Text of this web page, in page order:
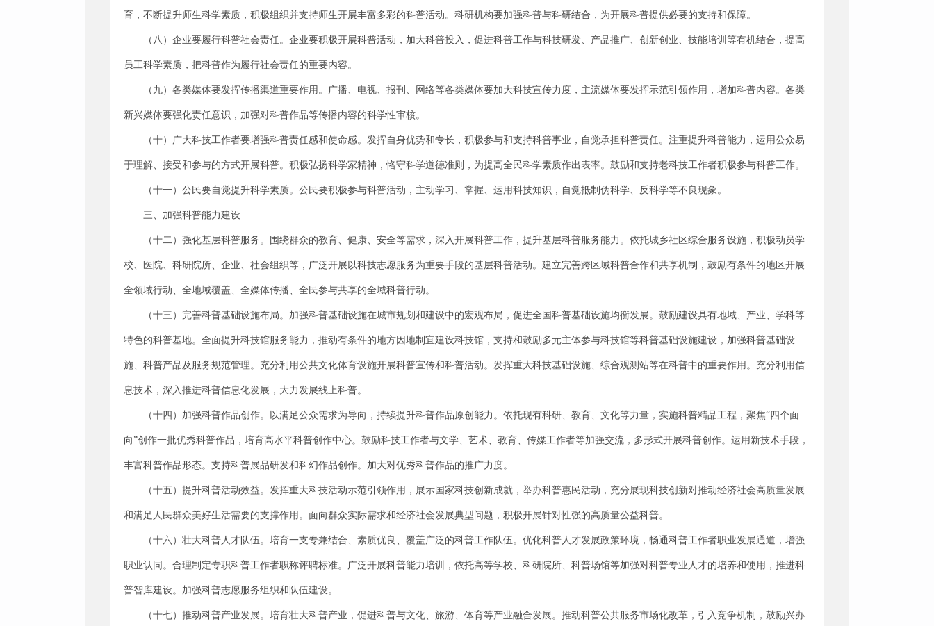
育，不断提升师生科学素质，积极组织并支持师生开展丰富多彩的科普活动。科研机构要加强科普与科研结合，为开展科普提供必要的支持和保障。
（八）企业要履行科普社会责任。企业要积极开展科普活动，加大科普投入，促进科普工作与科技研发、产品推广、创新创业、技能培训等有机结合，提高
员工科学素质，把科普作为履行社会责任的重要内容。
（九）各类媒体要发挥传播渠道重要作用。广播、电视、报刊、网络等各类媒体要加大科技宣传力度，主流媒体要发挥示范引领作用，增加科普内容。各类
新兴媒体要强化责任意识，加强对科普作品等传播内容的科学性审核。
（十）广大科技工作者要增强科普责任感和使命感。发挥自身优势和专长，积极参与和支持科普事业，自觉承担科普责任。注重提升科普能力，运用公众易
于理解、接受和参与的方式开展科普。积极弘扬科学家精神，恪守科学道德准则，为提高全民科学素质作出表率。鼓励和支持老科技工作者积极参与科普工作。
（十一）公民要自觉提升科学素质。公民要积极参与科普活动，主动学习、掌握、运用科技知识，自觉抵制伪科学、反科学等不良现象。
三、加强科普能力建设
（十二）强化基层科普服务。围绕群众的教育、健康、安全等需求，深入开展科普工作，提升基层科普服务能力。依托城乡社区综合服务设施，积极动员学
校、医院、科研院所、企业、社会组织等，广泛开展以科技志愿服务为重要手段的基层科普活动。建立完善跨区域科普合作和共享机制，鼓励有条件的地区开展
全领域行动、全地域覆盖、全媒体传播、全民参与共享的全域科普行动。
（十三）完善科普基础设施布局。加强科普基础设施在城市规划和建设中的宏观布局，促进全国科普基础设施均衡发展。鼓励建设具有地域、产业、学科等
特色的科普基地。全面提升科技馆服务能力，推动有条件的地方因地制宜建设科技馆，支持和鼓励多元主体参与科技馆等科普基础设施建设，加强科普基础设
施、科普产品及服务规范管理。充分利用公共文化体育设施开展科普宣传和科普活动。发挥重大科技基础设施、综合观测站等在科普中的重要作用。充分利用信
息技术，深入推进科普信息化发展，大力发展线上科普。
（十四）加强科普作品创作。以满足公众需求为导向，持续提升科普作品原创能力。依托现有科研、教育、文化等力量，实施科普精品工程，聚焦“四个面
向”创作一批优秀科普作品，培育高水平科普创作中心。鼓励科技工作者与文学、艺术、教育、传媒工作者等加强交流，多形式开展科普创作。运用新技术手段，
丰富科普作品形态。支持科普展品研发和科幻作品创作。加大对优秀科普作品的推广力度。
（十五）提升科普活动效益。发挥重大科技活动示范引领作用，展示国家科技创新成就，举办科普惠民活动，充分展现科技创新对推动经济社会高质量发展
和满足人民群众美好生活需要的支撑作用。面向群众实际需求和经济社会发展典型问题，积极开展针对性强的高质量公益科普。
（十六）壮大科普人才队伍。培育一支专兼结合、素质优良、覆盖广泛的科普工作队伍。优化科普人才发展政策环境，畅通科普工作者职业发展通道，增强
职业认同。合理制定专职科普工作者职称评聘标准。广泛开展科普能力培训，依托高等学校、科研院所、科普场馆等加强对科普专业人才的培养和使用，推进科
普智库建设。加强科普志愿服务组织和队伍建设。
（十七）推动科普产业发展。培育壮大科普产业，促进科普与文化、旅游、体育等产业融合发展。推动科普公共服务市场化改革，引入竞争机制，鼓励兴办